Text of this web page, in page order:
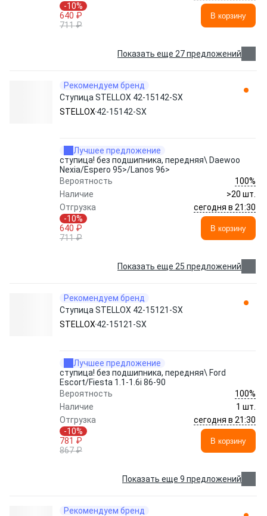
-10%
640 ₽
711 ₽
В корзину
Показать еще 27 предложений
Рекомендуем бренд
Ступица STELLOX 42-15142-SX
STELLOX 42-15142-SX
Лучшее предложение
ступица! без подшипника, передняя\ Daewoo
Nexia/Espero 95>/Lanos 96>
Вероятность
100%
Наличие
>20 шт.
Отгрузка
сегодня в 21:30
-10%
640 ₽
711 ₽
В корзину
Показать еще 25 предложений
Рекомендуем бренд
Ступица STELLOX 42-15121-SX
STELLOX 42-15121-SX
Лучшее предложение
ступица! без подшипника, передняя\ Ford
Escort/Fiesta 1.1-1.6i 86-90
Вероятность
100%
Наличие
1 шт.
Отгрузка
сегодня в 21:30
-10%
781 ₽
867 ₽
В корзину
Показать еще 9 предложений
Рекомендуем бренд